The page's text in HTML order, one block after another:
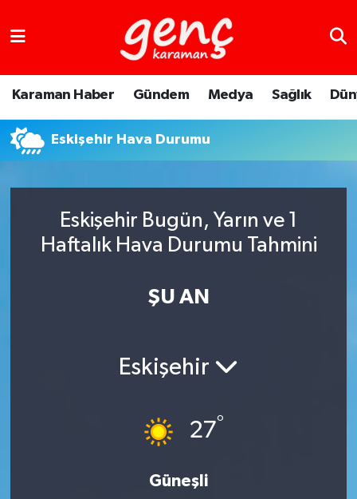
Karaman Haber Gündem Medya Sağlık
Eskişehir Hava Durumu
Eskişehir Bugün, Yarın ve 1
Haftalık Hava Durumu Tahmini
ŞU AN
Eskişehir
27°
Güneşli